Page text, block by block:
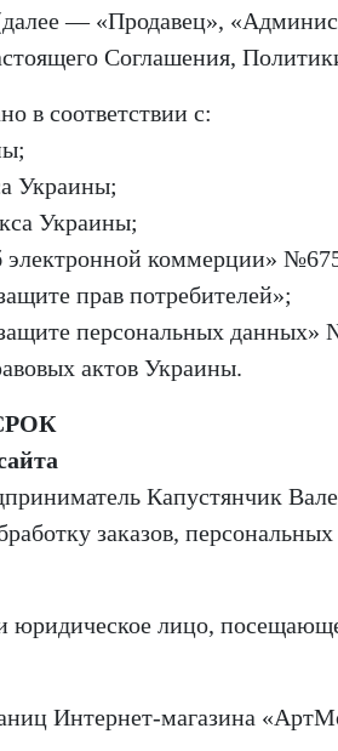
— «Продавец»,
Соглашения,
в соответствии с:
Украины;
Украины;
коммерции»
прав потребителей»;
персональных данных»
актов Украины.
Капустянчик
заказов,
юридическое лицо,
Интернет-магазина